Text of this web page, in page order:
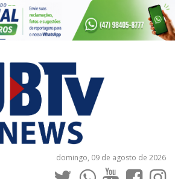
domingo, 09 de agosto de 2026